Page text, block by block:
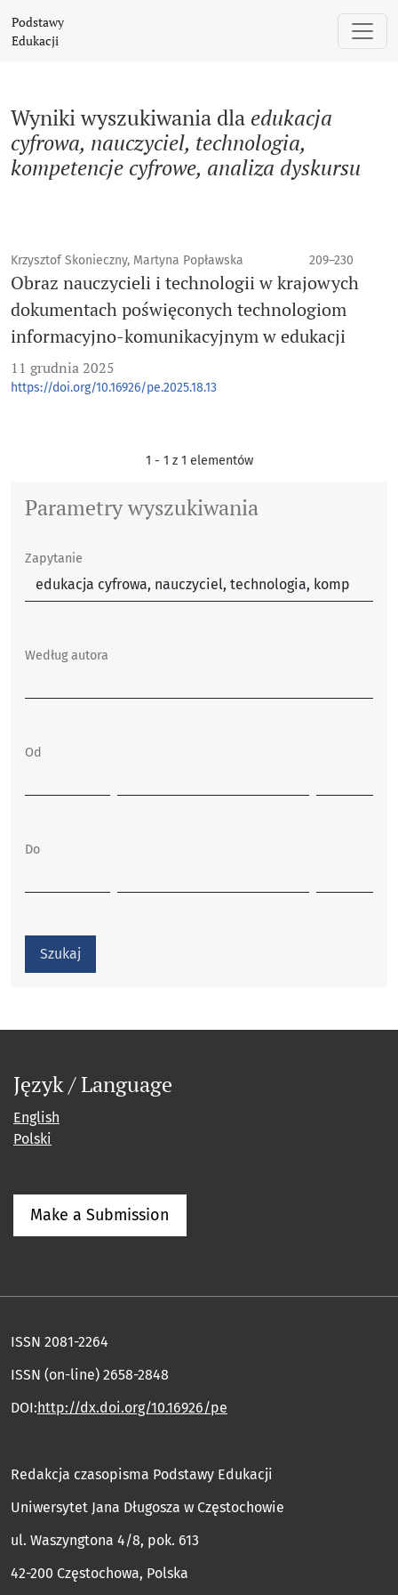
Podstawy
Edukacji
Wyniki wyszukiwania dla edukacja
cyfrowa, nauczyciel, technologia,
kompetencje cyfrowe, analiza dyskursu
Krzysztof Skonieczny, Martyna Popławska 209–230
Obraz nauczycieli i technologii w krajowych
dokumentach poświęconych technologiom
informacyjno-komunikacyjnym w edukacji
11 grudnia 2025
https://doi.org/10.16926/pe.2025.18.13
1 - 1 z 1 elementów
Parametry wyszukiwania
Zapytanie
Według autora
Od
Do
Szukaj
Język / Language
English
Polski
Make a Submission
ISSN 2081-2264
ISSN (on-line) 2658-2848
DOI: http://dx.doi.org/10.16926/pe
Redakcja czasopisma Podstawy Edukacji
Uniwersytet Jana Długosza w Częstochowie
ul. Waszyngtona 4/8, pok. 613
42-200 Częstochowa, Polska